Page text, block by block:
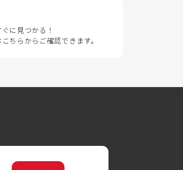
に見つかる！
ちらからご確認できます。